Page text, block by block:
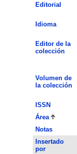
Editorial
Idioma
Editor de la
colección
Volumen de
la colección
ISSN
Área
Notas
Insertado
por